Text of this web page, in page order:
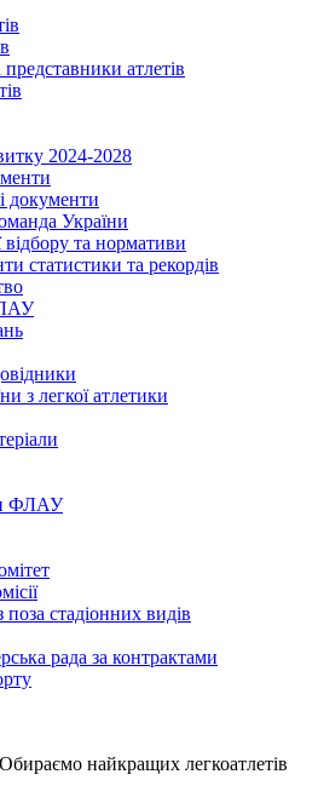
атлетів
2024-2028
документи
України
відбору та нормативи
статистики та рекордів
з легкої атлетики
ФЛАУ
поза стадіонних видів
рада за контрактами
Обираємо найкращих легкоатлетів